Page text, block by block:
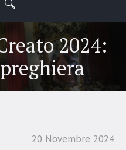
2024:
20 Novembre 2024